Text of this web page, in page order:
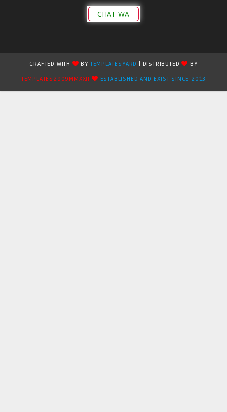
CHAT WA
CRAFTED WITH BYTEMPLATESYARD | DISTRIBUTED
BY
TEMPLATES2909MMXXII
ESTABLISHED AND EXIST SINCE 2013